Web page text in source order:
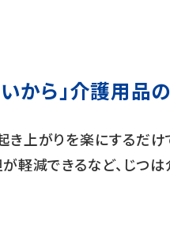
から」介護用品
き上がりを楽にするだ
軽減できるなど、じつ